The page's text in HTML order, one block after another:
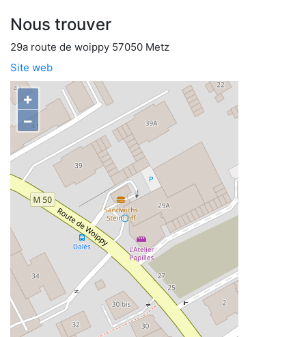
Nous trouver
29a route de woippy 57050 Metz
Site web
+
−